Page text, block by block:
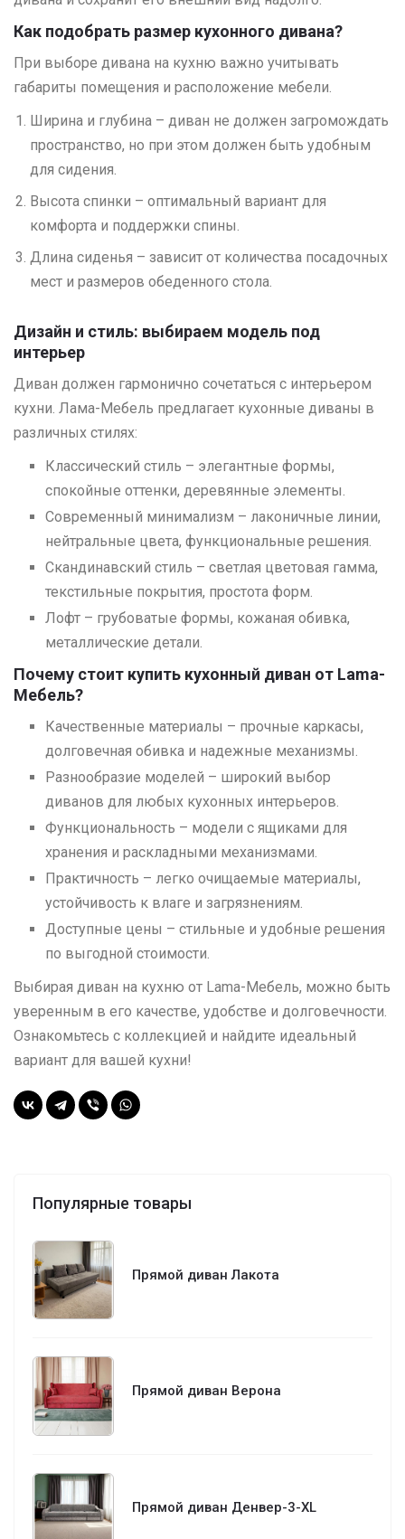
Как подобрать размер кухонного дивана?
При выборе дивана на кухню важно учитывать
габариты помещения и расположение мебели.
Ширина и глубина – диван не должен загромождать
пространство, но при этом должен быть удобным
для сидения.
Высота спинки – оптимальный вариант для
комфорта и поддержки спины.
Длина сиденья – зависит от количества посадочных
мест и размеров обеденного стола.
Дизайн и стиль: выбираем модель под
интерьер
Диван должен гармонично сочетаться с интерьером
кухни. Лама-Мебель предлагает кухонные диваны в
различных стилях:
Классический стиль – элегантные формы,
спокойные оттенки, деревянные элементы.
Современный минимализм – лаконичные линии,
нейтральные цвета, функциональные решения.
Скандинавский стиль – светлая цветовая гамма,
текстильные покрытия, простота форм.
Лофт – грубоватые формы, кожаная обивка,
металлические детали.
Почему стоит купить кухонный диван от Lama-
Мебель?
Качественные материалы – прочные каркасы,
долговечная обивка и надежные механизмы.
Разнообразие моделей – широкий выбор
диванов для любых кухонных интерьеров.
Функциональность – модели с ящиками для
хранения и раскладными механизмами.
Практичность – легко очищаемые материалы,
устойчивость к влаге и загрязнениям.
Доступные цены – стильные и удобные решения
по выгодной стоимости.
Выбирая диван на кухню от Lama-Мебель, можно быть
уверенным в его качестве, удобстве и долговечности.
Ознакомьтесь с коллекцией и найдите идеальный
вариант для вашей кухни!
Популярные товары
Прямой диван Лакота
Прямой диван Верона
Прямой диван Денвер-3-XL